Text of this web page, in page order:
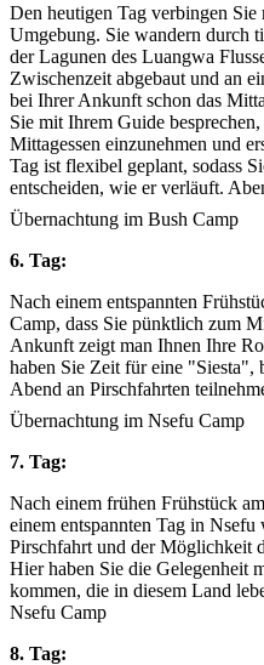
Den heutigen Tag verbingen
Umgebung. Sie wandern durch
der Lagunen des Luangwa
Zwischenzeit abgebaut und an
bei Ihrer Ankunft schon das
Sie mit Ihrem Guide
Mittagessen einzunehmen und
Tag ist flexibel geplant, sodass
entscheiden, wie er verläuft.
Übernachtung im Bush Camp
6. Tag:
Nach einem entspannten
Camp, dass Sie pünktlich zum
Ankunft zeigt man Ihnen Ihre
haben Sie Zeit für eine "Siesta",
Abend an Pirschfahrten
Übernachtung im Nsefu Camp
7. Tag:
Nach einem frühen Frühstück
einem entspannten Tag in
Pirschfahrt und der Möglichkeit
Hier haben Sie die Gelegenheit
kommen, die in diesem Land
Nsefu Camp
8. Tag: